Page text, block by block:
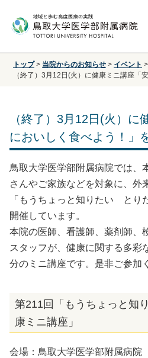
トップ > 当院からのお知らせ > イベント >
（終了）3月12日(火）に健康ミニ講座「
（終了）3月12日(火）に
においしく食べよう！」
鳥取大学医学部附属病院では、
さんやご家族などを対象に、外
「もうちょっと知りたい とり
開催しています。
本院の医師、看護師、薬剤師、
スタッフが、健康に関する多彩
分のミニ講座です。是非ご参加
第211回「もうちょっと知
康ミニ講座」
会場：鳥取大学医学部附属病